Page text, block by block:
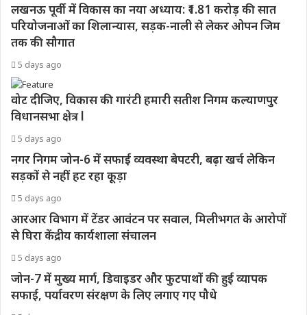
लखनऊ पूर्वी में विकास का नया अध्याय: ₹1.81 करोड़ की सात
परियोजनाओं का शिलान्यास, सड़क-नाली से लेकर ओपन जिम
तक की सौगात
5 days ago
वोट दीजिए, विकास की गारंटी हमारी सतीश निगम कल्याणपुर
विधानसभा क्षेत्र l
5 days ago
नगर निगम जोन-6 में सफाई व्यवस्था बेपटरी, बढ़ा खर्च लेकिन
सड़कों से नहीं हट रहा कूड़ा
5 days ago
आरआर विभाग में टेंडर आवंटन पर सवाल, मिलीभगत के आरोपों
से घिरा केंद्रीय कार्यशाला संचालन
5 days ago
जोन-7 में मुख्य मार्ग, डिवाइडर और फुटपाथों की हुई व्यापक
सफाई, पर्यावरण संरक्षण के लिए लगाए गए पौधे